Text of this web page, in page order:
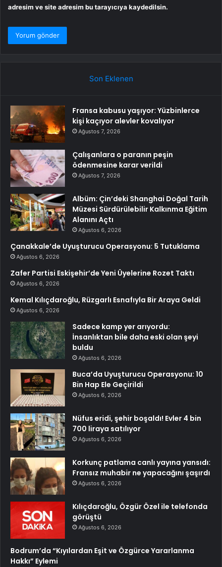
adresim ve site adresim bu tarayıcıya kaydedilsin.
Son Eklenen
Fransa kabusu yaşıyor: Yüzbinlerce
kişi kaçıyor alevler kovalıyor
Ağustos 7, 2026
Çalışanlara o paranın peşin
ödenmesine karar verildi
Ağustos 7, 2026
Albüm: Çin’deki Shanghai Doğal Tarih
Müzesi Sürdürülebilir Kalkınma Eğitim
Alanını Açtı
Ağustos 6, 2026
Çanakkale’de Uyuşturucu Operasyonu: 5 Tutuklama
Ağustos 6, 2026
Zafer Partisi Eskişehir’de Yeni Üyelerine Rozet Taktı
Ağustos 6, 2026
Kemal Kılıçdaroğlu, Rüzgarlı Esnafıyla Bir Araya Geldi
Ağustos 6, 2026
Sadece kamp yer arıyordu:
İnsanlıktan bile daha eski olan şeyi
buldu
Ağustos 6, 2026
Buca’da Uyuşturucu Operasyonu: 10
Bin Hap Ele Geçirildi
Ağustos 6, 2026
Nüfus eridi, şehir boşaldı! Evler 4 bin
700 liraya satılıyor
Ağustos 6, 2026
Korkunç patlama canlı yayına yansıdı:
Fransız muhabir ne yapacağını şaşırdı
Ağustos 6, 2026
Kılıçdaroğlu, Özgür Özel ile telefonda
görüştü
Ağustos 6, 2026
Bodrum’da “Kıyılardan Eşit ve Özgürce Yararlanma
Hakkı” Eylemi